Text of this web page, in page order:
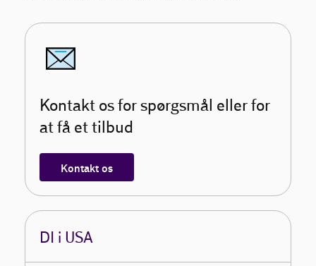
Kontakt os for spørgsmål eller for
at få et tilbud
Kontakt os
DI i USA